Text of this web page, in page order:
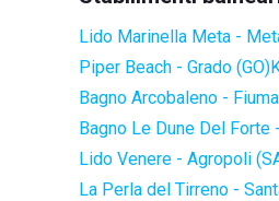
Lido Marinella Meta -
Piper Beach - Grado (GO)
Bagno Arcobaleno -
Bagno Le Dune Del
Lido Venere - Agropoli
La Perla del Tirreno -